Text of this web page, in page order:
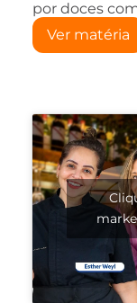
por doces
Ver matéria